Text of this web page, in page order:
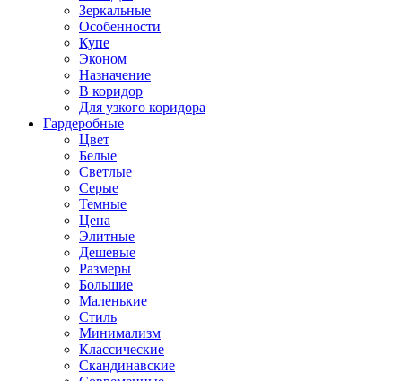
Зеркальные
Особенности
Купе
Эконом
Назначение
В коридор
Для узкого коридора
Гардеробные
Цвет
Белые
Светлые
Серые
Темные
Цена
Элитные
Дешевые
Размеры
Большие
Маленькие
Стиль
Минимализм
Классические
Скандинавские